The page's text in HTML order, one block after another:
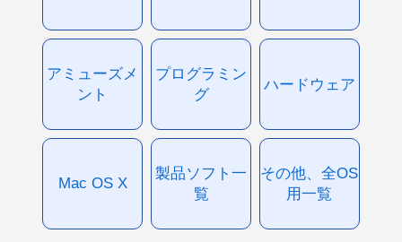
アミューズメ
ント
プログラミン
グ
ハードウェア
Mac OS X
製品ソフト一
覧
その他、全OS
用一覧